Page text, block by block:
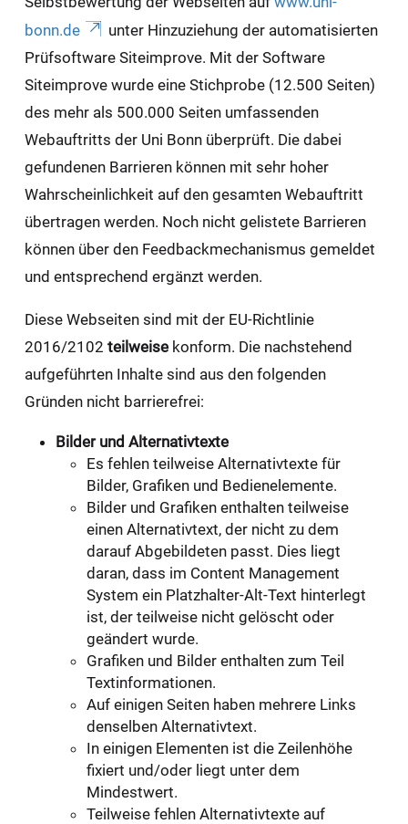
bonn.de
unter Hinzuziehung der automatisierten
Prüfsoftware Siteimprove. Mit der Software
Siteimprove wurde eine Stichprobe (12.500 Seiten)
des mehr als 500.000 Seiten umfassenden
Webauftritts der Uni Bonn überprüft. Die dabei
gefundenen Barrieren können mit sehr hoher
Wahrscheinlichkeit auf den gesamten Webauftritt
übertragen werden. Noch nicht gelistete Barrieren
können über den Feedbackmechanismus gemeldet
und entsprechend ergänzt werden.
Diese Webseiten sind mit der EU-Richtlinie
2016/2102 teilweisekonform. Die nachstehend
aufgeführten Inhalte sind aus den folgenden
Gründen nicht barrierefrei:
Bilder und Alternativtexte
Es fehlen teilweise Alternativtexte für
Bilder, Grafiken und Bedienelemente.
Bilder und Grafiken enthalten teilweise
einen Alternativtext, der nicht zu dem
darauf Abgebildeten passt. Dies liegt
daran, dass im Content Management
System ein Platzhalter-Alt-Text hinterlegt
ist, der teilweise nicht gelöscht oder
geändert wurde.
Grafiken und Bilder enthalten zum Teil
Textinformationen.
Auf einigen Seiten haben mehrere Links
denselben Alternativtext.
In einigen Elementen ist die Zeilenhöhe
fixiert und/oder liegt unter dem
Mindestwert.
Teilweise fehlen Alternativtexte auf